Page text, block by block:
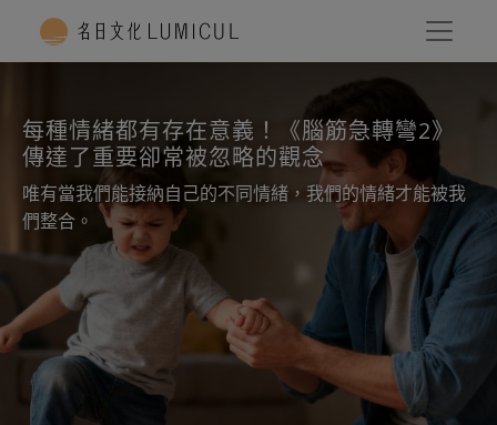
每種情緒都有存在意義！《腦筋急轉彎2》
傳達了重要卻常被忽略的觀念
唯有當我們能接納自己的不同情緒，我們的情緒才能被我
們整合。